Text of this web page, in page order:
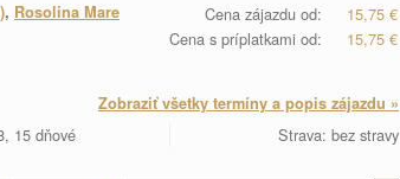
Cena zájazdu od:
15,75 €
Cena s príplatkami od:
15,75 €
, Rosolina Mare
Zobraziť všetky termíny a popis zájazdu »
15 dňové Strava: bez stravy